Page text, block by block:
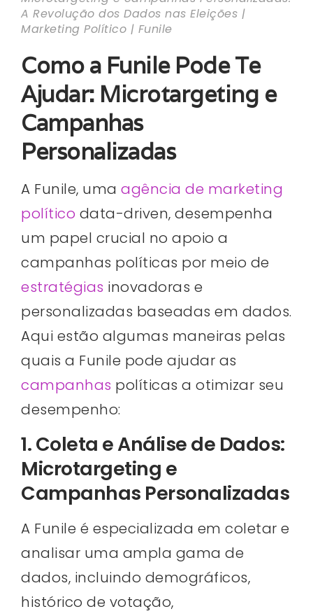
A Revolução dos Dados nas Eleições |
Marketing Político | Funile
Como a Funile Pode Te
Ajudar: Microtargeting e
Campanhas
Personalizadas
A Funile, uma agência de marketing
político data-driven, desempenha
um papel crucial no apoio a
campanhas políticas por meio de
estratégias inovadoras e
personalizadas baseadas em dados.
Aqui estão algumas maneiras pelas
quais a Funile pode ajudar as
campanhas políticas a otimizar seu
desempenho:
1. Coleta e Análise de Dados:
Microtargeting e
Campanhas Personalizadas
A Funile é especializada em coletar e
analisar uma ampla gama de
dados, incluindo demográficos,
histórico de votação,